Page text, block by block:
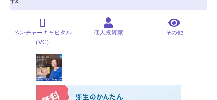
ベンチャーキャピタル
（VC）
個人投資家 その他